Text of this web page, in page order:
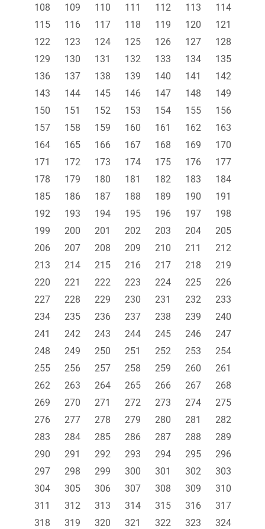
108
109 110 111 112 113
114
115
116 117 118 119 120
121
122
123 124 125 126 127
128
129
130 131 132 133 134
135
136
137 138 139 140 141
142
143
144 145 146 147 148
149
150
151 152 153 154 155
156
157
158 159 160 161 162
163
164
165 166 167 168 169
170
171
172 173 174 175 176
177
178
179 180 181 182 183
184
185
186 187 188 189 190
191
192
193 194 195 196 197
198
199
200 201 202 203 204
205
206
207 208 209 210 211
212
213
214 215 216 217 218
219
220
221 222 223 224 225
226
227
228 229 230 231 232
233
234
235 236 237 238 239
240
241
242 243 244 245 246
247
248
249 250 251 252 253
254
255
256 257 258 259 260
261
262
263 264 265 266 267
268
269
270 271 272 273 274
275
276
277 278 279 280 281
282
283
284 285 286 287 288
289
290
291 292 293 294 295
296
297
298 299 300 301 302
303
304
305 306 307 308 309
310
311
312 313 314 315 316
317
318
319 320 321 322 323
324